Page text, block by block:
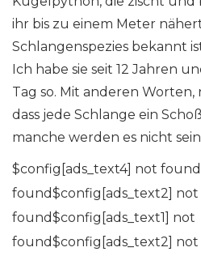
ihr bis zu einem Meter
Schlangenspezies bekannt
Ich habe sie seit 12 Jahren
Tag so. Mit anderen Worten,
dass jede Schlange ein
manche werden es nicht
$config[ads_text4] not
found$config[ads_text2] not
found$config[ads_text1] not
found$config[ads_text2]